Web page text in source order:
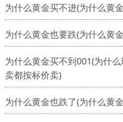
为什么黄金买不进(为什么黄
为什么黄金也要跌(为什么黄
为什么黄金买不到001(为什
卖都按标价卖)
为什么黄金也跌了(为什么黄